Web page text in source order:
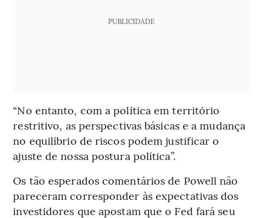
PUBLICIDADE
“No entanto, com a política em território
restritivo, as perspectivas básicas e a mudança
no equilíbrio de riscos podem justificar o
ajuste de nossa postura política”.
Os tão esperados comentários de Powell não
pareceram corresponder às expectativas dos
investidores que apostam que o Fed fará seu